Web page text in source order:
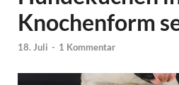
Knochenform
18. Juli - 1 Kommentar